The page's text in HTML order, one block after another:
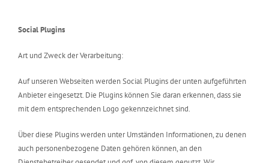
Social Plugins
Art und Zweck der Verarbeitung:
Auf unseren Webseiten werden Social Plugins der unten aufgeführten
Anbieter eingesetzt. Die Plugins können Sie daran erkennen, dass sie
mit dem entsprechenden Logo gekennzeichnet sind.
Über diese Plugins werden unter Umständen Informationen, zu denen
auch personenbezogene Daten gehören können, an den